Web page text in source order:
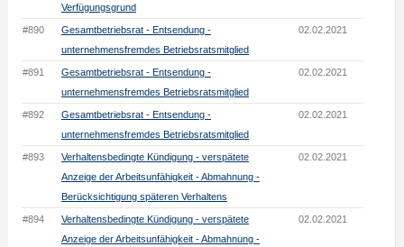
Verfügungsgrund
#890
Gesamtbetriebsrat - Entsendung -
unternehmensfremdes Betriebsratsmitglied
02.02.2021
#891
Gesamtbetriebsrat - Entsendung -
unternehmensfremdes Betriebsratsmitglied
02.02.2021
#892
Gesamtbetriebsrat - Entsendung -
unternehmensfremdes Betriebsratsmitglied
02.02.2021
#893
Verhaltensbedingte Kündigung - verspätete
Anzeige der Arbeitsunfähigkeit - Abmahnung -
Berücksichtigung späteren Verhaltens
02.02.2021
#894
Verhaltensbedingte Kündigung - verspätete
Anzeige der Arbeitsunfähigkeit - Abmahnung -
02.02.2021